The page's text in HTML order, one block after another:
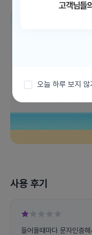
사용 후기
들어올때마다 문자인증
오늘 하루 보지 않